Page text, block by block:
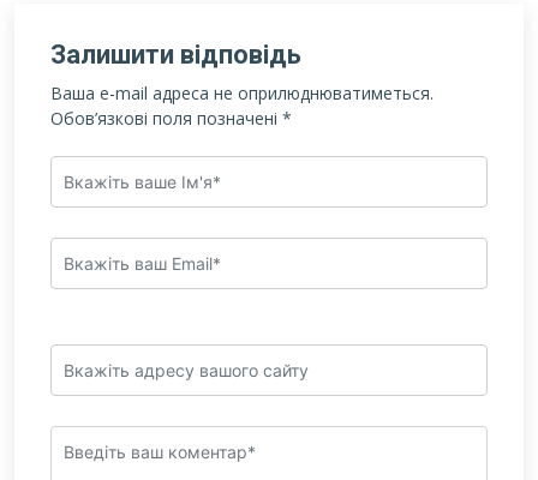
Залишити відповідь
Ваша e-mail адреса не оприлюднюватиметься.
Обов’язкові поля позначені *